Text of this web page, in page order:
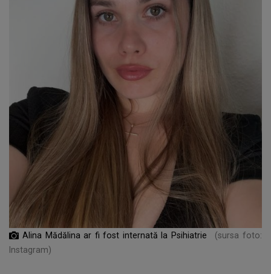
Alina Mădălina ar fi fost internată la Psihiatrie
(sursa foto:
Instagram)